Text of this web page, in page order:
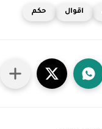
اقوال حكم